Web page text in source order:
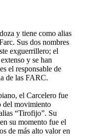
y tiene como alias
Sus dos nombres
exguerrillero; el
y se han
el responsable de
de las FARC.
el Carcelero fue
del movimiento
“Tirofijo”. Su
su momento fue el
de más alto valor en